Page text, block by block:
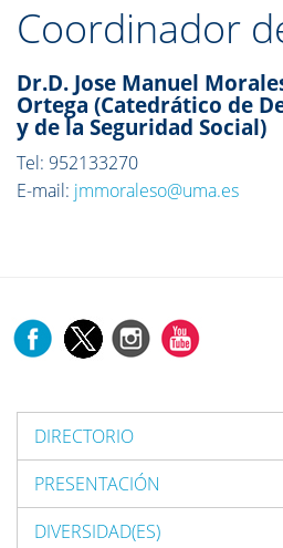
Coordinador
Dr.D. Jose Manuel
Ortega (Catedrático de
y de la Seguridad Social)
Tel: 952133270
E-mail: jmmoraleso@uma.es
DIRECTORIO
PRESENTACIÓN
DIVERSIDAD(ES)